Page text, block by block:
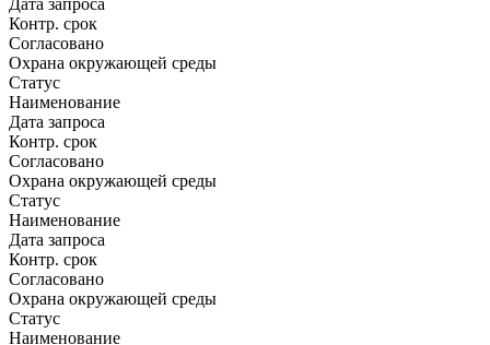
Дата запроса
Контр. срок
Согласовано
Охрана окружающей среды
Статус
Наименование
Дата запроса
Контр. срок
Согласовано
Охрана окружающей среды
Статус
Наименование
Дата запроса
Контр. срок
Согласовано
Охрана окружающей среды
Статус
Наименование